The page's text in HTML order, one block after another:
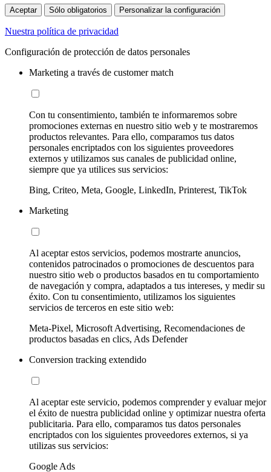
Aceptar Sólo obligatorios Personalizar la configuración
Nuestra política de privacidad
Configuración de protección de datos personales
Marketing a través de customer match
Con tu consentimiento, también te informaremos sobre
promociones externas en nuestro sitio web y te mostraremos
productos relevantes. Para ello, comparamos tus datos
personales encriptados con los siguientes proveedores
externos y utilizamos sus canales de publicidad online,
siempre que ya utilices sus servicios:
Bing, Criteo, Meta, Google, LinkedIn, Printerest, TikTok
Marketing
Al aceptar estos servicios, podemos mostrarte anuncios,
contenidos patrocinados o promociones de descuentos para
nuestro sitio web o productos basados en tu comportamiento
de navegación y compra, adaptados a tus intereses, y medir su
éxito. Con tu consentimiento, utilizamos los siguientes
servicios de terceros en este sitio web:
Meta-Pixel, Microsoft Advertising, Recomendaciones de
productos basadas en clics, Ads Defender
Conversion tracking extendido
Al aceptar este servicio, podemos comprender y evaluar mejor
el éxito de nuestra publicidad online y optimizar nuestra oferta
publicitaria. Para ello, comparamos tus datos personales
encriptados con los siguientes proveedores externos, si ya
utilizas sus servicios:
Google Ads